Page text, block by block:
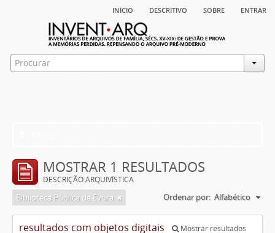
início descritivo sobre entrar
MOSTRAR 1 RESULTADOS
DESCRIÇÃO ARQUIVÍSTICA
Biblioteca Pública de Évora Ordenar por: Alfabético
resultados com objetos digitais
Mostrar resultados